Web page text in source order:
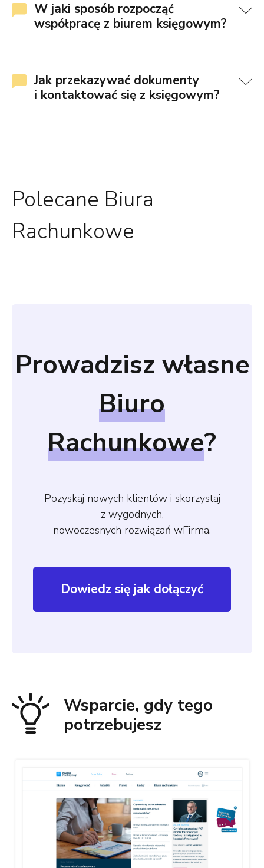
W jaki sposób rozpocząć
współpracę z biurem księgowym?
Jak przekazywać dokumenty
i kontaktować się z księgowym?
Polecane Biura
Rachunkowe
Prowadzisz własne
Biuro
Rachunkowe?
Pozyskaj nowych klientów i skorzystaj
z wygodnych,
nowoczesnych rozwiązań wFirma.
Dowiedz się jak dołączyć
Wsparcie, gdy tego
potrzebujesz